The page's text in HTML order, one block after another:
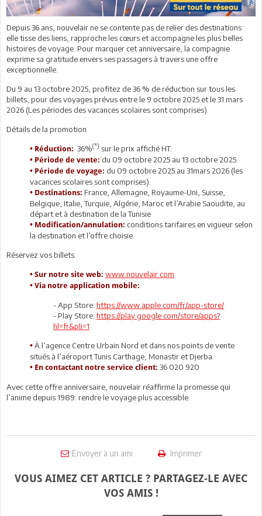
Depuis 36 ans, nouvelair ne se contente pas de relier des destinations :
elle tisse des liens, rapproche les cœurs et accompagne les plus belles
histoires de voyage. Pour marquer cet anniversaire, la compagnie
exprime sa gratitude envers ses passagers à travers une offre
exceptionnelle.
Du 9 au 13 octobre 2025, profitez de 36 % de réduction sur tous les
billets, pour des voyages prévus entre le 9 octobre 2025 et le 31 mars
2026 (Les périodes des vacances scolaires sont comprises).
Détails de la promotion
• Réduction: 36%(*) sur le prix affiché HT.
• Période de vente: du 09 octobre 2025 au 13 octobre 2025.
• Période de voyage: du 09 octobre 2025 au 31mars 2026 (les
vacances scolaires sont comprises).
• Destinations: France, Allemagne, Royaume-Uni, Suisse,
Belgique, Italie, Turquie, Algérie, Maroc et l’Arabie Saoudite, au
départ et à destination de la Tunisie
• Modification/annulation: conditions tarifaires en vigueur selon
la destination et l’offre choisie.
Réservez vos billets:
• Sur notre site web: www.nouvelair.com
• Via notre application mobile:
- App Store: https://www.apple.com/fr/app-store/
- Play Store: https://play.google.com/store/apps?
hl=fr&pli=1
• À l’agence Centre Urbain Nord et dans nos points de vente
situés à l’aéroport Tunis Carthage, Monastir et Djerba.
• En contactant notre service client: 36 020 920
Avec cette offre anniversaire, nouvelair réaffirme la promesse qui
l’anime depuis 1989: rendre le voyage plus accessible.
Envoyer à un ami Imprimer
VOUS AIMEZ CET ARTICLE ? PARTAGEZ-LE AVEC
VOS AMIS !